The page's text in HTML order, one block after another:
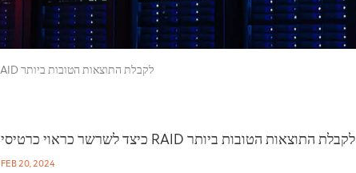
כיצד לשרשר כראוי כרטיסי RAID לקבלת התוצאות הטובות ביותר
כיצד לשרשר כראוי כרטיסי RAID לקבלת התוצאות הטובות ביותר
FEB 20, 2024